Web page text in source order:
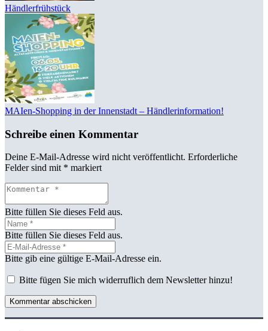
Händlerfrühstück
MAIen-Shopping in der Innenstadt – Händlerinformation!
Schreibe einen Kommentar
Deine E-Mail-Adresse wird nicht veröffentlicht. Erforderliche
Felder sind mit * markiert
Bitte füllen Sie dieses Feld aus.
Bitte füllen Sie dieses Feld aus.
Bitte gib eine gültige E-Mail-Adresse ein.
Bitte fügen Sie mich widerruflich dem Newsletter hinzu!
Kommentar abschicken